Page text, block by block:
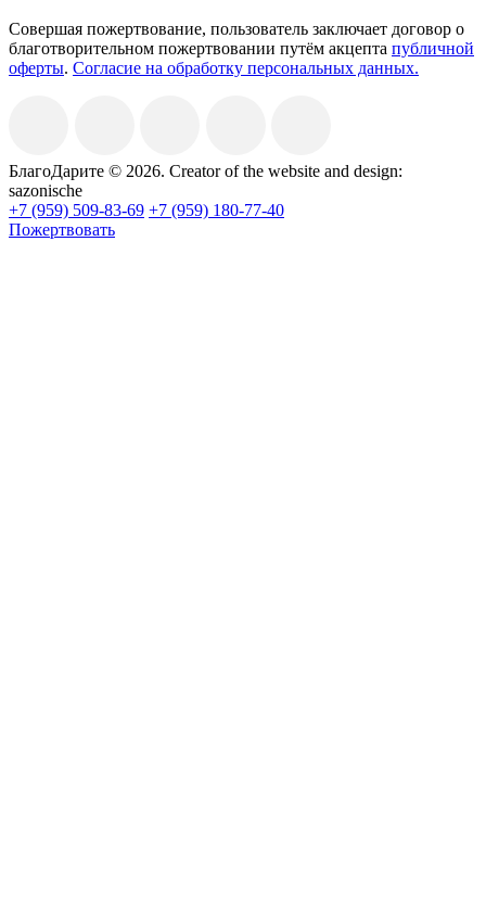
Совершая пожертвование, пользователь заключает договор о
благотворительном пожертвовании путём акцепта публичной
оферты. Согласие на обработку персональных данных.
БлагоДарите © 2026. Creator of the website and design:
sazonische
+7 (959) 509-83-69 +7 (959) 180-77-40
Пожертвовать